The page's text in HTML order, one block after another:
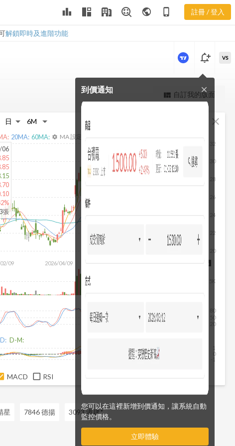
leaderboard public phone_iphone 註冊 / 登入
解鎖即時及進階功能
息
更強大的進階價量圖表
notification_add
到價通知
您可以在這裡新增到價通知，讓系統自動
監控價格。
立即體驗
close
VS
view_quilt 自訂我的版面
close
09 2026/04/09
20
22
24
26
28
30
32
2026/08/06
5K
06
張
20MA: 60MA: settings MA 設定
20
50
80
D-M:
0
MACD RSI
星 7846 德揚 3093 港建*